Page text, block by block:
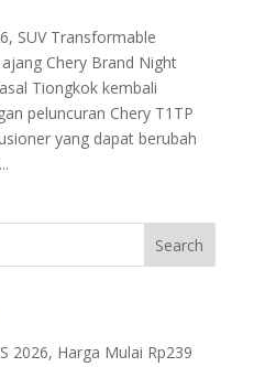
SUV Transformable
Chery Brand Night
Tiongkok kembali
peluncuran Chery T1TP
yang dapat berubah
Search
2026, Harga Mulai Rp239